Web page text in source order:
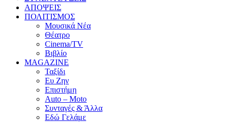
ΑΠΟΨΕΙΣ
ΠΟΛΙΤΙΣΜΟΣ
Μουσικά Νέα
Θέατρο
Cinema/TV
Βιβλίο
MAGAZINE
Ταξίδι
Ευ Ζην
Επιστήμη
Auto – Moto
Συνταγές & Άλλα
Εδώ Γελάμε